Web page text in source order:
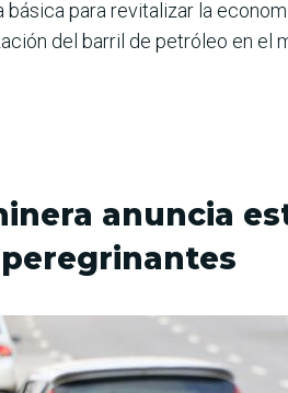
para revitalizar la
del barril de petróleo en el
anuncia